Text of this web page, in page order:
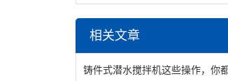
相关文章